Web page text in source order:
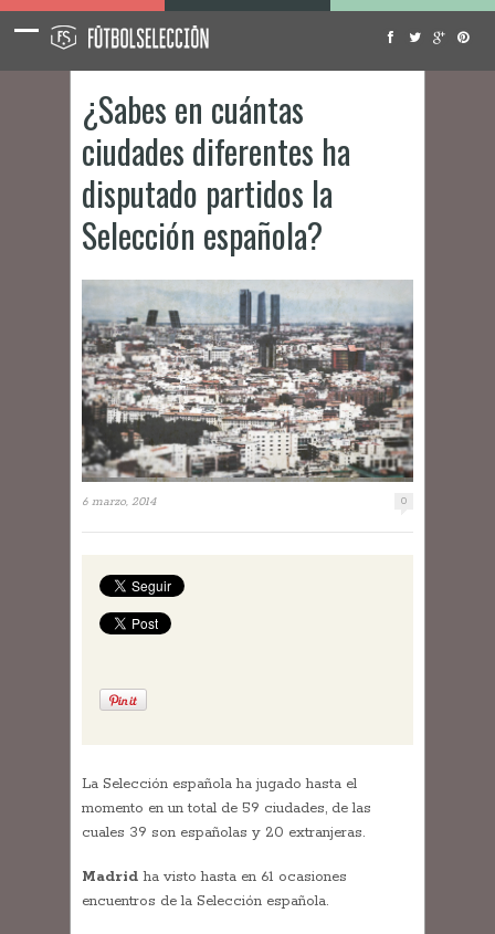
¿Sabes en cuántas
ciudades diferentes ha
disputado partidos la
Selección española?
6 marzo, 2014 0
La Selección española ha jugado hasta el
momento en un total de 59 ciudades, de las
cuales 39 son españolas y 20 extranjeras.
Madridha visto hasta en 61 ocasiones
encuentros de la Selección española.